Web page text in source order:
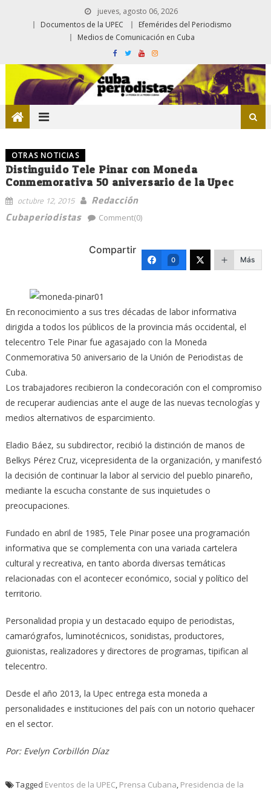
jueves, agosto 06, 2026
Documentos de la UPEC
Efemérides del Periodismo
Medios de Comunicación en Cuba
OTRAS NOTICIAS
Distinguido Tele Pinar con Moneda
Conmemorativa 50 aniversario de la Upec
octubre 12, 2015
Redacción
Cubaperiodistas
Comment(0)
Compartir
0 Más
En reconocimiento a sus tres décadas de labor informativa
dirigida a todos los públicos de la provincia más occidental, el
telecentro Tele Pinar fue agasajado con la Moneda
Conmemorativa 50 aniversario de la Unión de Periodistas de
Cuba.
Los trabajadores recibieron la condecoración con el compromiso
de recuperar audiencias ante el auge de las nuevas tecnologías y
medios alternativos de esparcimiento.
Eladio Báez, su subdirector, recibió la distinción de manos de
Belkys Pérez Cruz, vicepresidenta de la organización, y manifestó
la decisión de continuar la labor al servicio del pueblo pinareño,
mediante la escucha constante de sus inquietudes o
preocupaciones.
Fundado en abril de 1985, Tele Pinar posee una programación
informativa que se complementa con una variada cartelera
cultural y recreativa, en tanto aborda diversas temáticas
relacionadas con el acontecer económico, social y político del
territorio.
Personalidad propia y un destacado equipo de periodistas,
camarógrafos, luminotécnicos, sonidistas, productores,
guionistas, realizadores y directores de programas, tipifican al
telecentro.
Desde el año 2013, la Upec entrega esta moneda a
personalidades e instituciones del país con un notorio quehacer
en el sector.
Por: Evelyn Corbillón Díaz
Tagged Eventos de la UPEC, Prensa Cubana, Presidencia de la